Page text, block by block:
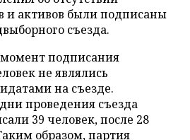
и активов были подписаны
съезда.
подписания
не являлись
на съезде.
проведения съезда
39 человек, после 28
образом, партия